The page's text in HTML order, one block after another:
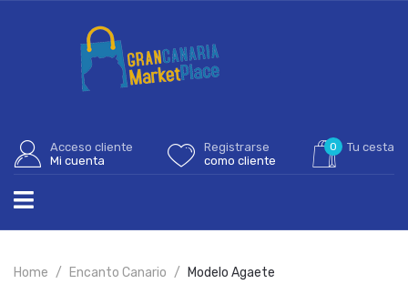
Acceso cliente
Mi cuenta
Registrarse
como cliente
0 Tu cesta
Home Encanto Canario Modelo Agaete